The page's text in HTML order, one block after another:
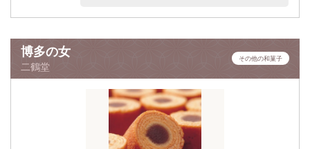
博多の女
二鶴堂
その他の和菓子